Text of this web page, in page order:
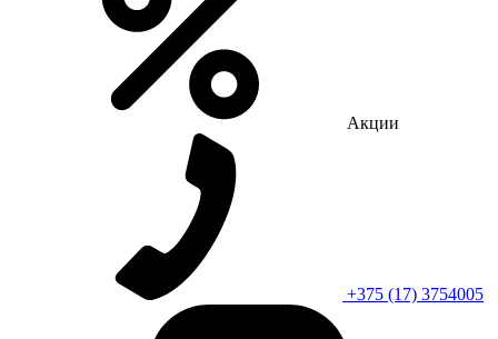
Акции
+375 (17) 3754005